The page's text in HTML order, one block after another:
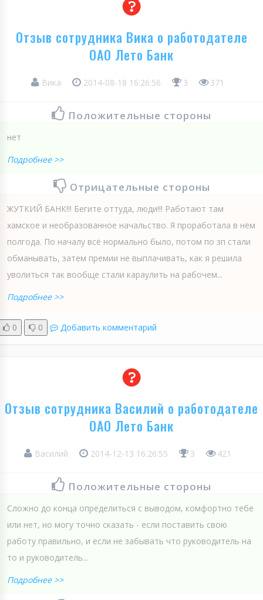
Отзыв сотрудника Вика о работодателе
ОАО Лето Банк
Вика 2014-08-18 16:26:56 3 371
Положительные стороны
нет
Подробнее >>
Отрицательные стороны
ЖУТКИЙ БАНК!!! Бегите оттуда, люди!!! Работают там
хамское и необразованное начальство. Я проработала в нём
полгода. По началу всё нормально было, потом по зп стали
обманывать, затем премии не выплачивать, как я решила
уволиться так вообще стали караулить на рабочем...
Подробнее >>
0 0 Добавить комментарий
Отзыв сотрудника Василий о работодателе
ОАО Лето Банк
Василий 2014-12-13 16:26:55 3 421
Положительные стороны
Сложно до конца определиться с выводом, комфортно тебе
или нет, но могу точно сказать - если поставить свою
работу правильно, и если не забывать что руководитель на
то и руководитель...
Подробнее >>